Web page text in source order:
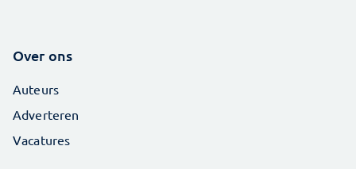
Over ons
Auteurs
Adverteren
Vacatures